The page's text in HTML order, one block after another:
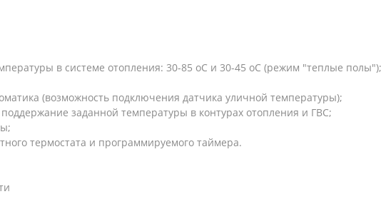
в системе отопления: 30-85 оС и 30-45 оС (режим "теплые полы");
(возможность подключения датчика уличной температуры);
заданной температуры в контурах отопления и ГВС;
термостата и программируемого таймера.